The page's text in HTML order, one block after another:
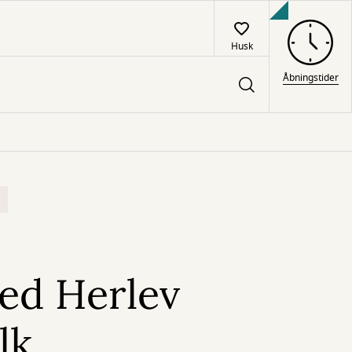
Husk
Åbningstider
Herlev